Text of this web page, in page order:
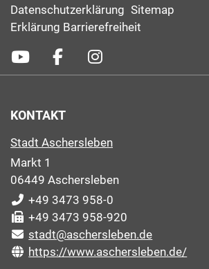
Datenschutzerklärung Sitemap
Erklärung Barrierefreiheit
KONTAKT
Stadt Aschersleben
Markt 1
06449 Aschersleben
+49 3473 958-0
+49 3473 958-920
stadt@aschersleben.de
https://www.aschersleben.de/